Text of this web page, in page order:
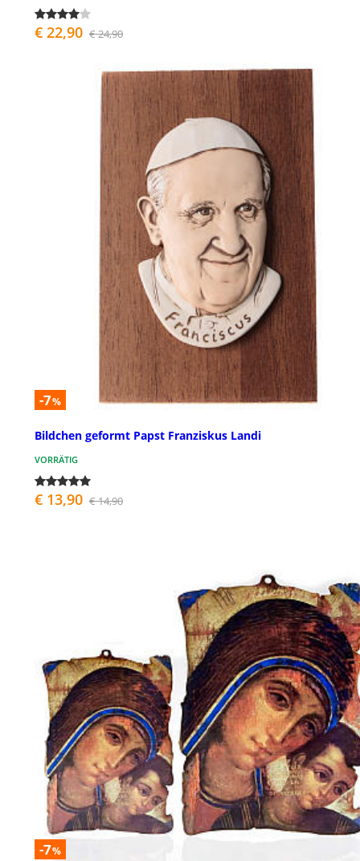
€ 22,90 € 24,90
-7%
Bildchen geformt Papst Franziskus Landi
VORRÄTIG
€ 13,90 € 14,90
-7%